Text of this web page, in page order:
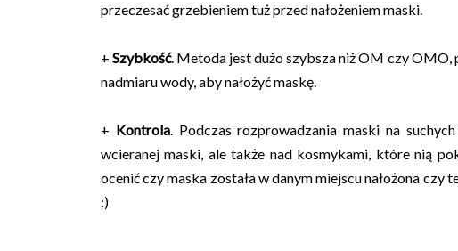
przeczesać grzebieniem tuż przed nałożeniem maski.
+Szybkość. Metoda jest dużo szybsza niż OM czy OMO,
nadmiaru wody, aby nałożyć maskę.
+ Kontrola. Podczas rozprowadzania maski na
wcieranej maski, ale także nad kosmykami, które nią
ocenić czy maska została w danym miejscu nałożona czy
:)